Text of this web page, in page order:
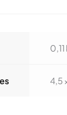
4,5